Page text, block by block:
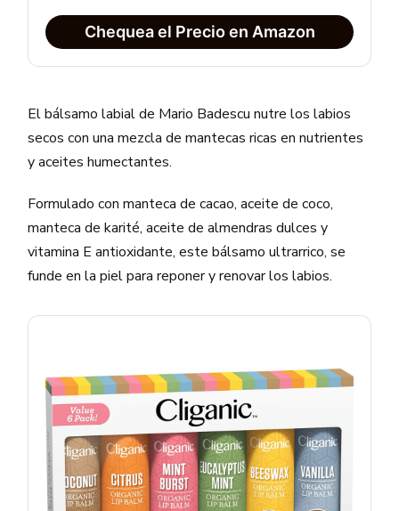
Chequea el Precio en Amazon
El bálsamo labial de Mario Badescu nutre los labios
secos con una mezcla de mantecas ricas en nutrientes
y aceites humectantes.
Formulado con manteca de cacao, aceite de coco,
manteca de karité, aceite de almendras dulces y
vitamina E antioxidante, este bálsamo ultrarrico, se
funde en la piel para reponer y renovar los labios.